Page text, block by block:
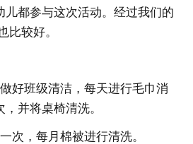
儿都参与这次活动。经过我们的
比较好。
好班级清洁，每天进行毛巾消
并将桌椅清洗。
次，每月棉被进行清洗。